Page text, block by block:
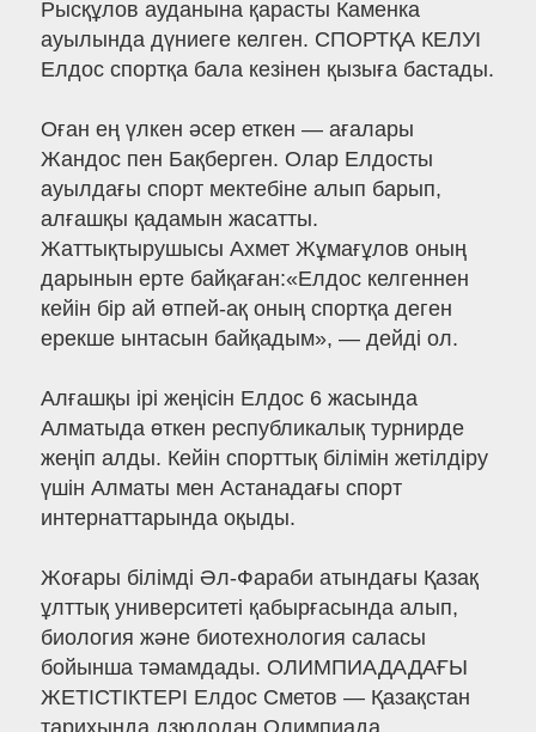
Рысқұлов ауданына қарасты Каменка
ауылында дүниеге келген. СПОРТҚА КЕЛУІ
Елдос спортқа бала кезінен қызыға бастады.
Оған ең үлкен әсер еткен — ағалары
Жандос пен Бақберген. Олар Елдосты
ауылдағы спорт мектебіне алып барып,
алғашқы қадамын жасатты.
Жаттықтырушысы Ахмет Жұмағұлов оның
дарынын ерте байқаған:«Елдос келгеннен
кейін бір ай өтпей-ақ оның спортқа деген
ерекше ынтасын байқадым», — дейді ол.
Алғашқы ірі жеңісін Елдос 6 жасында
Алматыда өткен республикалық турнирде
жеңіп алды. Кейін спорттық білімін жетілдіру
үшін Алматы мен Астанадағы спорт
интернаттарында оқыды.
Жоғары білімді Әл-Фараби атындағы Қазақ
ұлттық университеті қабырғасында алып,
биология және биотехнология саласы
бойынша тәмамдады. ОЛИМПИАДАДАҒЫ
ЖЕТІСТІКТЕРІ Елдос Сметов — Қазақстан